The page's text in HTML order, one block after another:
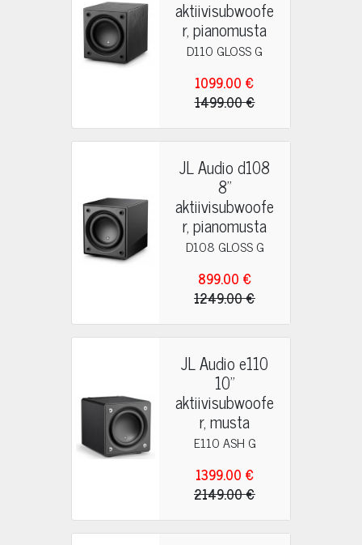
aktiivisubwoofe
r, pianomusta
D110 GLOSS G
1099.00 €
1499.00 €
JL Audio d108
8"
aktiivisubwoofe
r, pianomusta
D108 GLOSS G
899.00 €
1249.00 €
JL Audio e110
10"
aktiivisubwoofe
r, musta
E110 ASH G
1399.00 €
2149.00 €